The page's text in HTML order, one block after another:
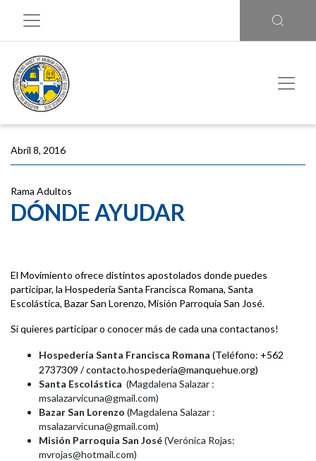
Abril 8, 2016
Rama Adultos
DÓNDE AYUDAR
El Movimiento ofrece distintos apostolados donde puedes
participar, la Hospedería Santa Francisca Romana, Santa
Escolástica, Bazar San Lorenzo, Misión Parroquia San José.
Si quieres participar o conocer más de cada una contactanos!
Hospedería Santa Francisca Romana (Teléfono: +562
2737309 / contacto.hospederia@manquehue.org)
Santa Escolástica (Magdalena Salazar :
msalazarvicuna@gmail.com)
Bazar San Lorenzo (Magdalena Salazar :
msalazarvicuna@gmail.com)
Misión Parroquia San José(Verónica Rojas:
mvrojas@hotmail.com)